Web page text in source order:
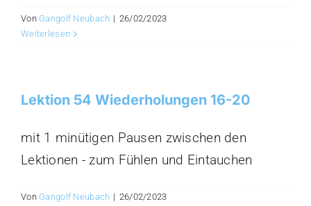
Von Gangolf Neubach | 26/02/2023
Weiterlesen
Lektion 54 Wiederholungen 16-20
mit 1 minütigen Pausen zwischen den
Lektionen - zum Fühlen und Eintauchen
Von Gangolf Neubach | 26/02/2023